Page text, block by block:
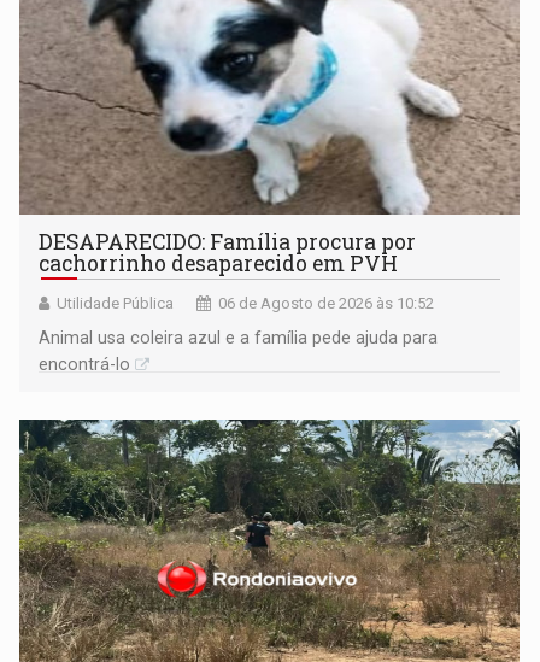
DESAPARECIDO: Família procura por
cachorrinho desaparecido em PVH
Utilidade Pública 06 de Agosto de 2026 às 10:52
Animal usa coleira azul e a família pede ajuda para
encontrá-lo